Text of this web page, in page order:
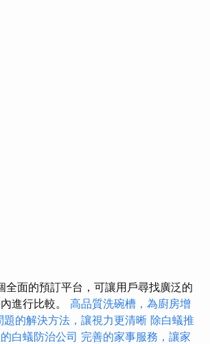
面的預訂平台，可讓用戶尋找廣泛的
進行比較。 高品質洗碗槽，為廚房增
題的解決方法，讓視力更清晰 除白蟻推
白蟻防治公司 完善的家事服務，讓家